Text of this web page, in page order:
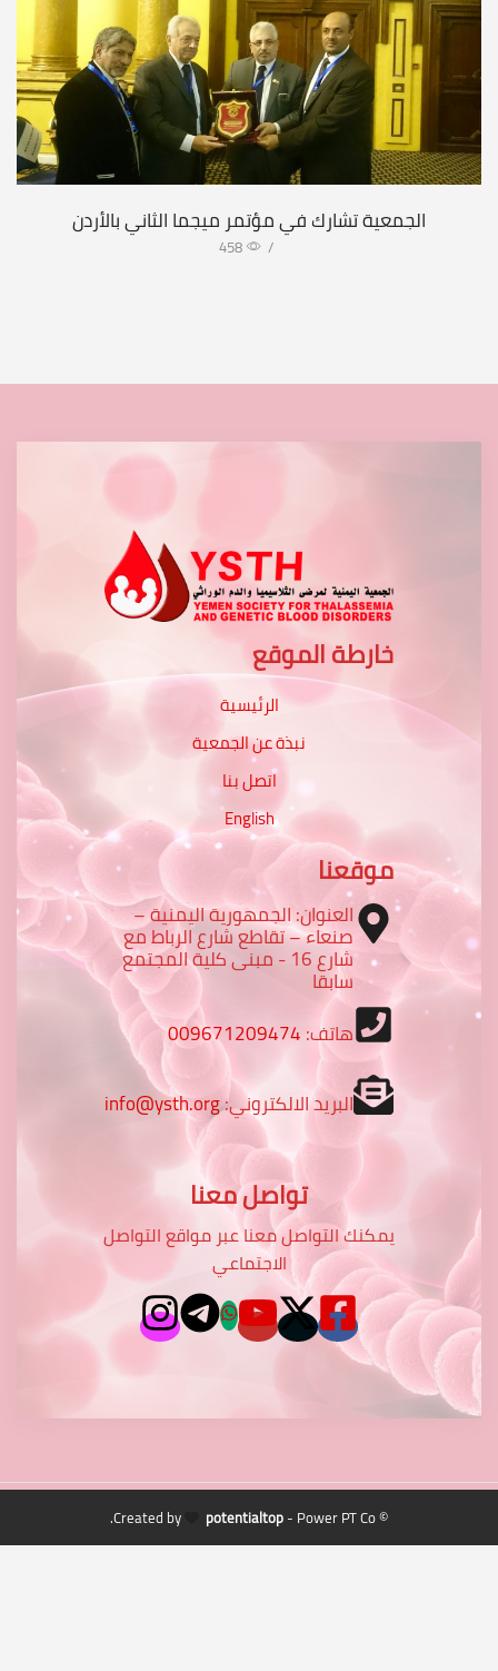
الجمعية تشارك في مؤتمر ميجما الثاني بالأردن
/
458
خارطة الموقع
الرئيسية
نبذة عن الجمعية
اتصل بنا
English
موقعنا
العنوان: الجمهورية اليمنية –
صنعاء – تقاطع شارع الرباط مع
شارع 16 - مبنى كلية المجتمع
سابقا
هاتف:009671209474
البريد الالكتروني:info@ysth.org
تواصل معنا
يمكنك التواصل معنا عبر مواقع التواصل
الاجتماعي
© Created by
potentialtop- Power PT Co.